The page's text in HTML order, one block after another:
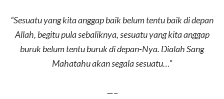
“Sesuatu yang kita anggap baik belum tentu baik di depan
Allah, begitu pula sebaliknya, sesuatu yang kita anggap
buruk belum tentu buruk di depan-Nya. Dialah Sang
Mahatahu akan segala sesuatu…”
—–